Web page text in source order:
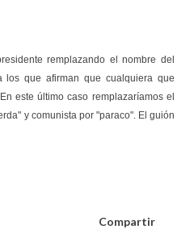
remplazando el nombre del
los que afirman que cualquiera que
este último caso remplazaríamos el
y comunista por "paraco". El guión
Compartir